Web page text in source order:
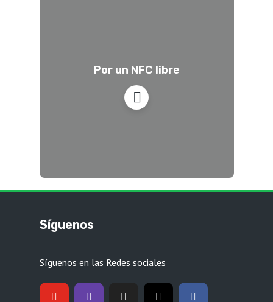
Por un NFC libre
Síguenos
Síguenos en las Redes sociales